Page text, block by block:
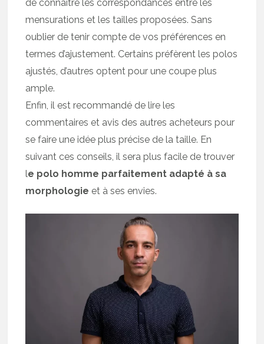
de connaître les correspondances entre les
mensurations et les tailles proposées. Sans
oublier de tenir compte de vos préférences en
termes d’ajustement. Certains préfèrent les polos
ajustés, d’autres optent pour une coupe plus
ample.
Enfin, il est recommandé de lire les
commentaires et avis des autres acheteurs pour
se faire une idée plus précise de la taille. En
suivant ces conseils, il sera plus facile de trouver
le polo homme parfaitement adapté à sa
morphologie et à ses envies.